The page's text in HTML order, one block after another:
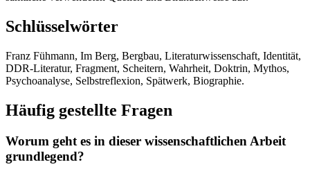
Schlüsselwörter
Franz Fühmann, Im Berg, Bergbau, Literaturwissenschaft, Identität,
DDR-Literatur, Fragment, Scheitern, Wahrheit, Doktrin, Mythos,
Psychoanalyse, Selbstreflexion, Spätwerk, Biographie.
Häufig gestellte Fragen
Worum geht es in dieser wissenschaftlichen Arbeit
grundlegend?